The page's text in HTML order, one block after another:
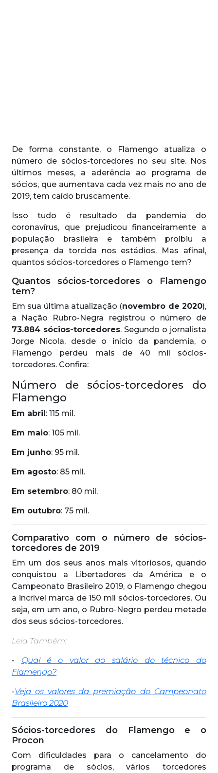
De forma constante, o Flamengo atualiza o
número de sócios-torcedores no seu site. Nos
últimos meses, a aderência ao programa de
sócios, que aumentava cada vez mais no ano de
2019, tem caído bruscamente.
Isso tudo é resultado da pandemia do
coronavírus, que prejudicou financeiramente a
população brasileira e também proibiu a
presença da torcida nos estádios. Mas afinal,
quantos sócios-torcedores o Flamengo tem?
Quantos sócios-torcedores o Flamengo
tem?
Em sua última atualização (novembro de 2020),
a Nação Rubro-Negra registrou o número de
73.884 sócios-torcedores. Segundo o jornalista
Jorge Nicola, desde o início da pandemia, o
Flamengo perdeu mais de 40 mil sócios-
torcedores. Confira:
Número de sócios-torcedores do
Flamengo
Em abril: 115 mil.
Em maio: 105 mil.
Em junho: 95 mil.
Em agosto: 85 mil.
Em setembro: 80 mil.
Em outubro: 75 mil.
Comparativo com o número de sócios-
torcedores de 2019
Em um dos seus anos mais vitoriosos, quando
conquistou a Libertadores da América e o
Campeonato Brasileiro 2019, o Flamengo chegou
a incrível marca de 150 mil sócios-torcedores. Ou
seja, em um ano, o Rubro-Negro perdeu metade
dos seus sócios-torcedores.
Leia Também:
- Qual é o valor do salário do técnico do
Flamengo?
-Veja os valores da premiação do Campeonato
Brasileiro 2020
Sócios-torcedores do Flamengo e o
Procon
Com dificuldades para o cancelamento do
programa de sócios, vários torcedores